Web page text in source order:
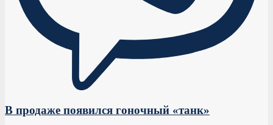
В продаже появился гоночный «танк»